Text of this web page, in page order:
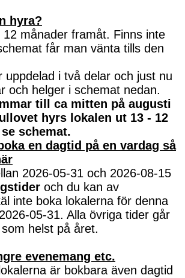
hyra?
12 månader framåt. Finns inte
får man vänta tills den
uppdelad i två delar och just nu
och helger i schemat nedan.
till ca mitten på augusti
hyrs lokalen ut 13 - 12
schemat.
en dagtid på en vardag så
2026-05-31 och 2026-08-15
och du kan av
inte boka lokalerna för denna
05-31. Alla övriga tider går
helst på året.
evenemang etc.
är bokbara även dagtid